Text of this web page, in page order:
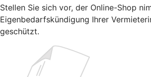
Stellen Sie sich vor, der Online-Shop
Eigenbedarfskündigung Ihrer
geschützt.